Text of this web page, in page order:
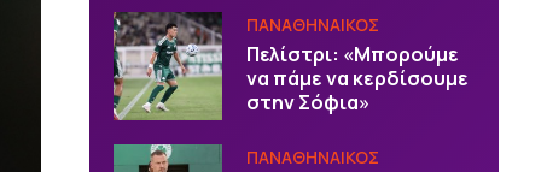
ΠΑΝΑΘΗΝΑΙΚΟΣ
Πελίστρι: «Μπορούμε
να πάμε να κερδίσουμε
στην Σόφια»
ΠΑΝΑΘΗΝΑΙΚΟΣ